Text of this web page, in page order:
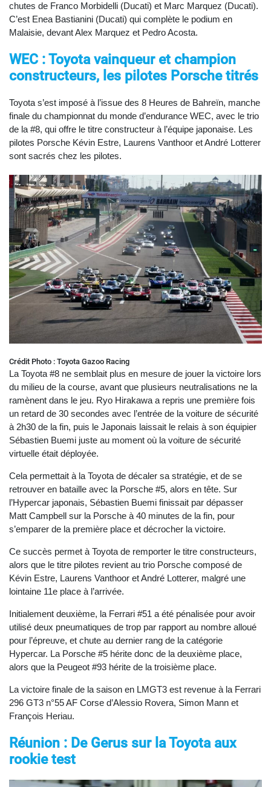
chutes de Franco Morbidelli (Ducati) et Marc Marquez (Ducati).
C’est Enea Bastianini (Ducati) qui complète le podium en
Malaisie, devant Alex Marquez et Pedro Acosta.
WEC : Toyota vainqueur et champion
constructeurs, les pilotes Porsche titrés
Toyota s’est imposé à l’issue des 8 Heures de Bahreïn, manche
finale du championnat du monde d’endurance WEC, avec le trio
de la #8, qui offre le titre constructeur à l’équipe japonaise. Les
pilotes Porsche Kévin Estre, Laurens Vanthoor et André Lotterer
sont sacrés chez les pilotes.
Crédit Photo : Toyota Gazoo Racing
La Toyota #8 ne semblait plus en mesure de jouer la victoire lors
du milieu de la course, avant que plusieurs neutralisations ne la
ramènent dans le jeu. Ryo Hirakawa a repris une première fois
un retard de 30 secondes avec l’entrée de la voiture de sécurité
à 2h30 de la fin, puis le Japonais laissait le relais à son équipier
Sébastien Buemi juste au moment où la voiture de sécurité
virtuelle était déployée.
Cela permettait à la Toyota de décaler sa stratégie, et de se
retrouver en bataille avec la Porsche #5, alors en tête. Sur
l’Hypercar japonais, Sébastien Buemi finissait par dépasser
Matt Campbell sur la Porsche à 40 minutes de la fin, pour
s’emparer de la première place et décrocher la victoire.
Ce succès permet à Toyota de remporter le titre constructeurs,
alors que le titre pilotes revient au trio Porsche composé de
Kévin Estre, Laurens Vanthoor et André Lotterer, malgré une
lointaine 11e place à l’arrivée.
Initialement deuxième, la Ferrari #51 a été pénalisée pour avoir
utilisé deux pneumatiques de trop par rapport au nombre alloué
pour l’épreuve, et chute au dernier rang de la catégorie
Hypercar. La Porsche #5 hérite donc de la deuxième place,
alors que la Peugeot #93 hérite de la troisième place.
La victoire finale de la saison en LMGT3 est revenue à la Ferrari
296 GT3 n°55 AF Corse d’Alessio Rovera, Simon Mann et
François Heriau.
Réunion : De Gerus sur la Toyota aux
rookie test